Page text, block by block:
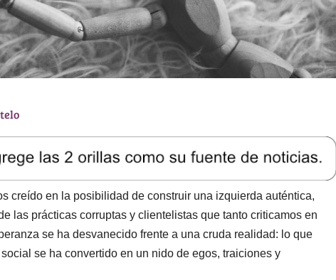
creído en la posibilidad de construir una izquierda auténtica,
las prácticas corruptas y clientelistas que tanto criticamos en
se ha desvanecido frente a una cruda realidad: lo que
se ha convertido en un nido de egos, traiciones y